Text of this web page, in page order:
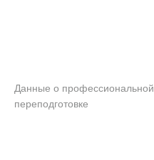
Данные о профессиональной
переподготовке